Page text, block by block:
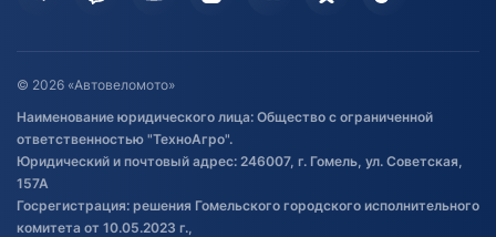
Оставить отзыв
Договор публичной оферты
Обработка файлов cookie
Постановка транспорта на учет
Обновления в ЭПТС 2024
© 2026 «Автовеломото»
Наименование юридического лица: Общество с ограниченной
ответственностью "ТехноАгро".
Юридический и почтовый адрес: 246007, г. Гомель, ул. Советская,
157А
Госрегистрация: решения Гомельского городского исполнительного
комитета от 10.05.2023 г.,